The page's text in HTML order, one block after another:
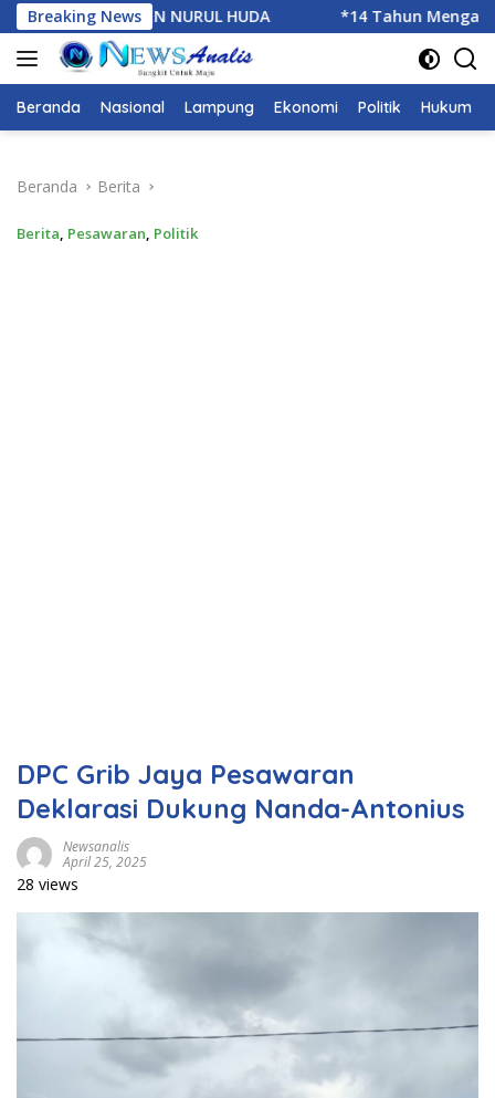
Langsung
ke
konten
Breaking News*14 Tahun Mengabdi,IWO Berbagi Kebahagiaan
Beranda Nasional Lampung Ekonomi Politik Hukum
Beranda Berita
Berita, Pesawaran, Politik
DPC Grib Jaya Pesawaran
Deklarasi Dukung Nanda-Antonius
Newsanalis
April 25, 2025
28 views